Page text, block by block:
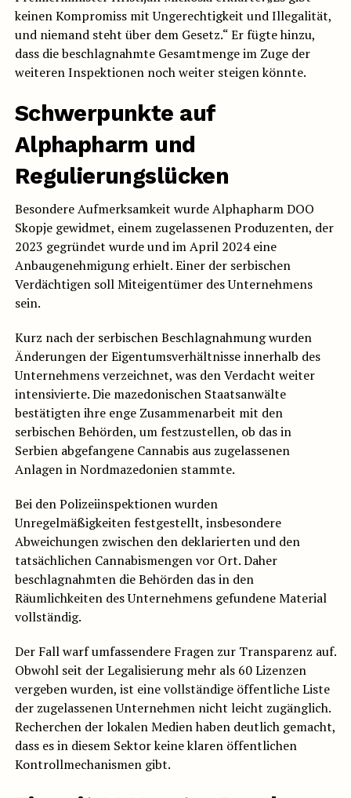
keinen Kompromiss mit Ungerechtigkeit und Illegalität,
und niemand steht über dem Gesetz.“ Er fügte hinzu,
dass die beschlagnahmte Gesamtmenge im Zuge der
weiteren Inspektionen noch weiter steigen könnte.
Schwerpunkte auf
Alphapharm und
Regulierungslücken
Besondere Aufmerksamkeit wurde Alphapharm DOO
Skopje gewidmet, einem zugelassenen Produzenten, der
2023 gegründet wurde und im April 2024 eine
Anbaugenehmigung erhielt. Einer der serbischen
Verdächtigen soll Miteigentümer des Unternehmens
sein.
Kurz nach der serbischen Beschlagnahmung wurden
Änderungen der Eigentumsverhältnisse innerhalb des
Unternehmens verzeichnet, was den Verdacht weiter
intensivierte. Die mazedonischen Staatsanwälte
bestätigten ihre enge Zusammenarbeit mit den
serbischen Behörden, um festzustellen, ob das in
Serbien abgefangene Cannabis aus zugelassenen
Anlagen in Nordmazedonien stammte.
Bei den Polizeiinspektionen wurden
Unregelmäßigkeiten festgestellt, insbesondere
Abweichungen zwischen den deklarierten und den
tatsächlichen Cannabismengen vor Ort. Daher
beschlagnahmten die Behörden das in den
Räumlichkeiten des Unternehmens gefundene Material
vollständig.
Der Fall warf umfassendere Fragen zur Transparenz auf.
Obwohl seit der Legalisierung mehr als 60 Lizenzen
vergeben wurden, ist eine vollständige öffentliche Liste
der zugelassenen Unternehmen nicht leicht zugänglich.
Recherchen der lokalen Medien haben deutlich gemacht,
dass es in diesem Sektor keine klaren öffentlichen
Kontrollmechanismen gibt.